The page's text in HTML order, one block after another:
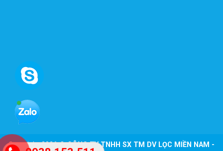
Copyright 2026 ©CÔNG TY TNHH SX TM DV LỌC MIỀN NAM -